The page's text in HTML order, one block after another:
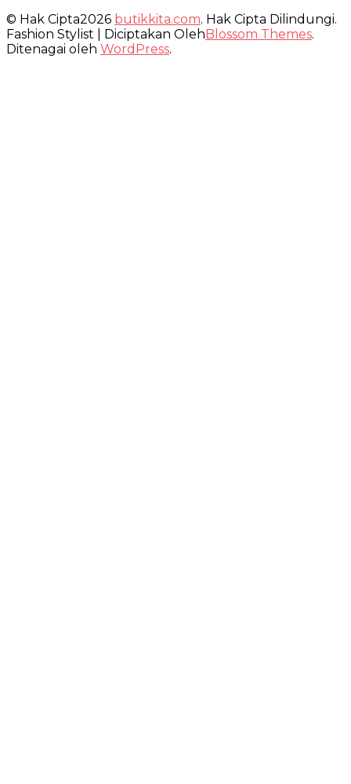
© Hak Cipta2026 butikkita.com. Hak Cipta Dilindungi.
Fashion Stylist | Diciptakan OlehBlossom Themes.
Ditenagai oleh WordPress.